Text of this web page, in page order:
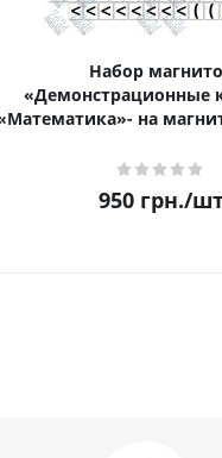
Набор
«Демонстрационные
на
950грн./